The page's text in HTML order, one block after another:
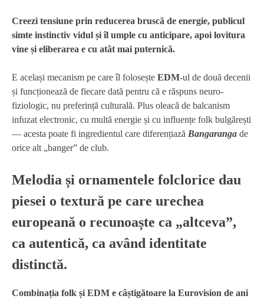
Creezi tensiune prin reducerea bruscă de energie, publicul
simte instinctiv vidul și îl umple cu anticipare, apoi lovitura
vine și eliberarea e cu atât mai puternică.
E același mecanism pe care îl folosește EDM-ul de două decenii
și funcționează de fiecare dată pentru că e răspuns neuro-
fiziologic, nu preferință culturală. Plus oleacă de balcanism
infuzat electronic, cu multă energie și cu influențe folk bulgărești
— acesta poate fi ingredientul care diferențiază Bangaranga de
orice alt „banger” de club.
Melodia și ornamentele folclorice dau
piesei o textură pe care urechea
europeană o recunoaște ca „altceva”,
ca autentică, ca având identitate
distinctă.
Combinația folk și EDM e câștigătoare la Eurovision de ani